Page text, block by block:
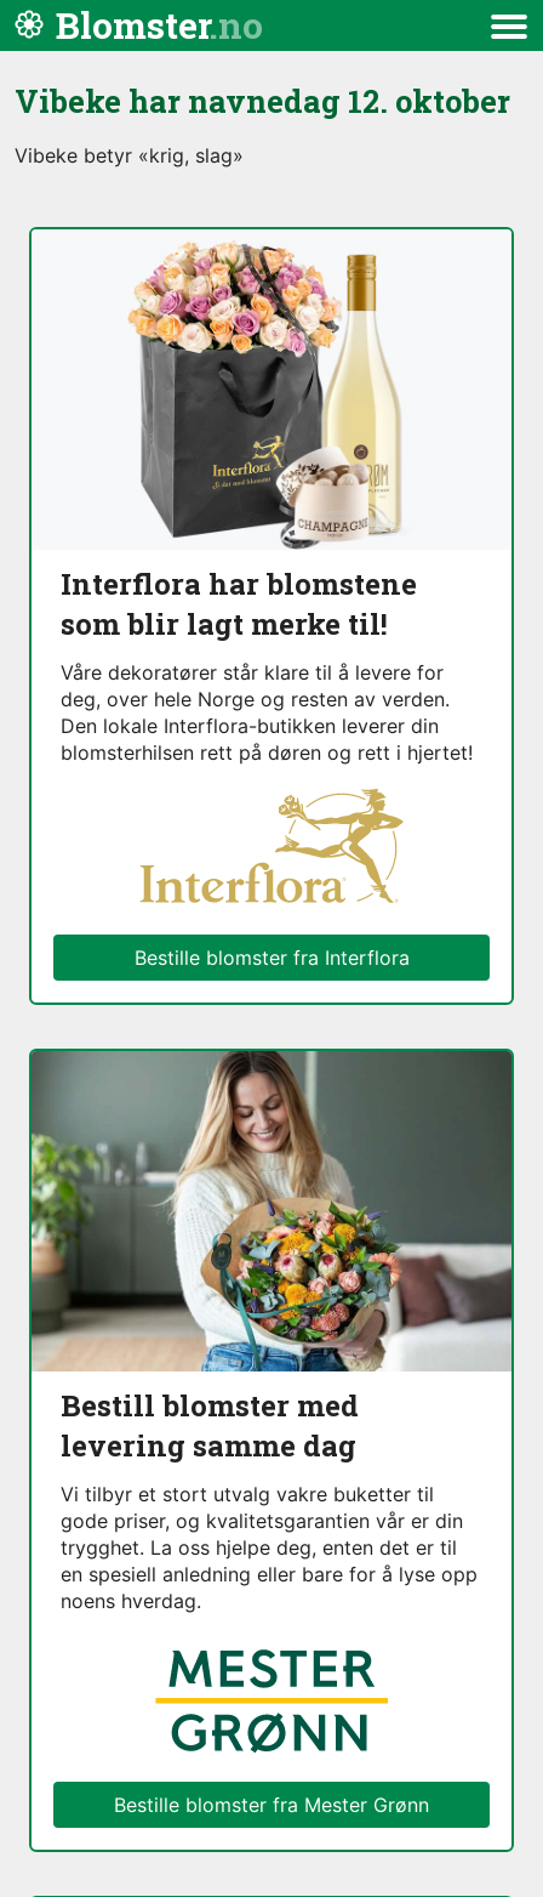
Hopp til innhold
Blomster
Meny
Vibeke har navnedag 12. oktober
Vibeke betyr «krig, slag»
Interflora har blomstene
som blir lagt merke til!
Våre dekoratører står klare til å levere for
deg, over hele Norge og resten av verden.
Den lokale Interflora-butikken leverer din
blomsterhilsen rett på døren og rett i hjertet!
Bestille blomster fra Interflora
Bestill blomster med
levering samme dag
Vi tilbyr et stort utvalg vakre buketter til
gode priser, og kvalitetsgarantien vår er din
trygghet. La oss hjelpe deg, enten det er til
en spesiell anledning eller bare for å lyse opp
noens hverdag.
Bestille blomster fra Mester Grønn